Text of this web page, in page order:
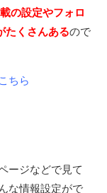
の設定やフォロ
たくさんあるので
ちら
ージなどで見て
な情報設定がで